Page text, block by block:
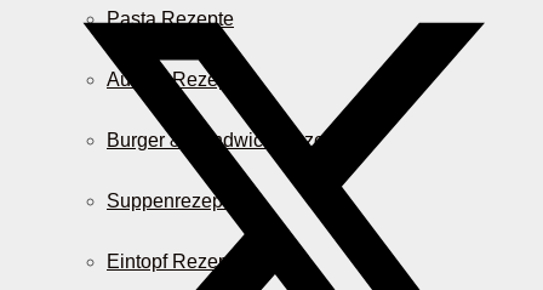
Pasta Rezepte
Auflauf Rezepte
Burger & Sandwich Rezepte
Suppenrezepte
Eintopf Rezepte